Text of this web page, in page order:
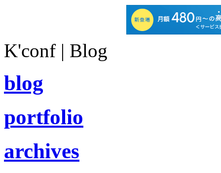
K'conf | Blog
blog
portfolio
archives